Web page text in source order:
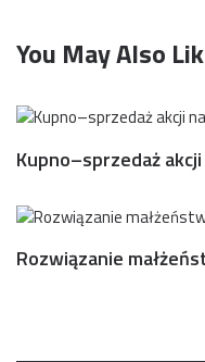
You May Also
Kupno–sprzedaż
Rozwiązanie